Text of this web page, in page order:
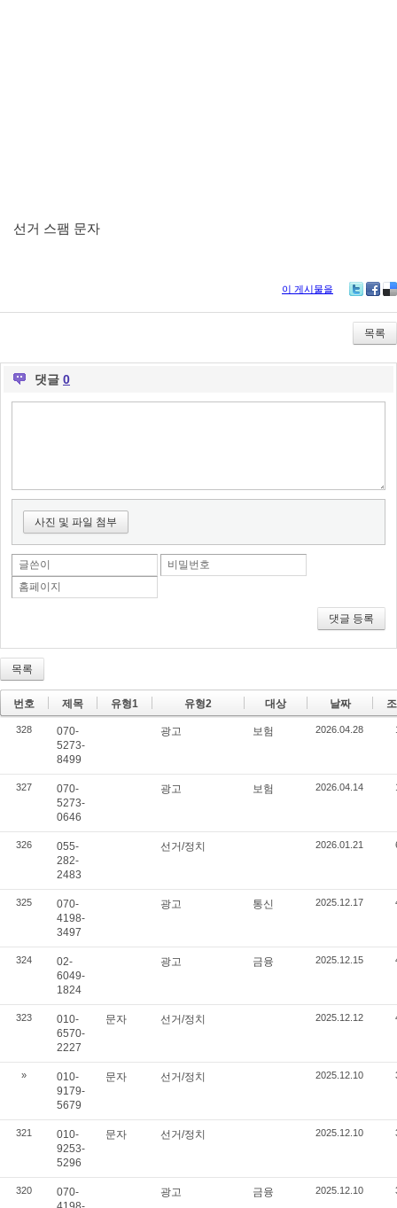
선거 스팸 문자
이 게시물을
itte ce
bo
ok
lici
ou
s
목록
댓글 0
사진 및 파일 첨부
글쓴이
비밀번호
홈페이지
댓글 등록
목록
번호 제목 유형1 유형2 대상 날짜
328
070-
5273-
8499
광고 보험 2026.04.28
327
070-
5273-
0646
광고 보험 2026.04.14
326
055-
282-
2483
선거/정치 2026.01.21
325
070-
4198-
3497
광고 통신 2025.12.17
324
02-
6049-
1824
광고 금융 2025.12.15
323
010-
6570-
2227
문자 선거/정치 2025.12.12
»
010-
9179-
5679
문자 선거/정치 2025.12.10
321
010-
9253-
5296
문자 선거/정치 2025.12.10
320
070-
광고 금융 2025.12.10